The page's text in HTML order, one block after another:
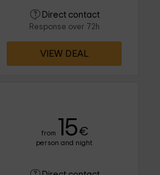
Direct contact
Response over 72h
VIEW DEAL
from 15€
person and night